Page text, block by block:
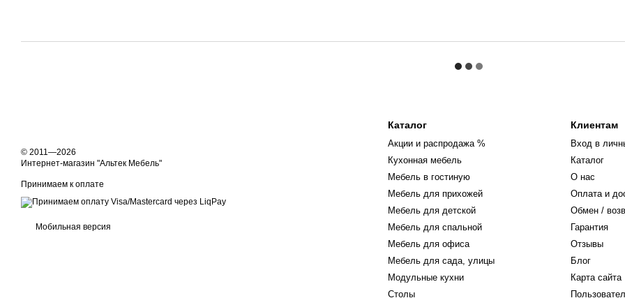
© 2011—2026
Интернет-магазин "Альтек Мебель"
Принимаем к оплате
Мобильная версия
Каталог
Акции и распродажа %
Кухонная мебель
Мебель в гостиную
Мебель для прихожей
Мебель для детской
Мебель для спальной
Мебель для офиса
Мебель для сада, улицы
Модульные кухни
Столы
Клиентам
Вход в
Каталог
О нас
Оплата и
Обмен /
Гарантия
Отзывы
Блог
Карта сайта